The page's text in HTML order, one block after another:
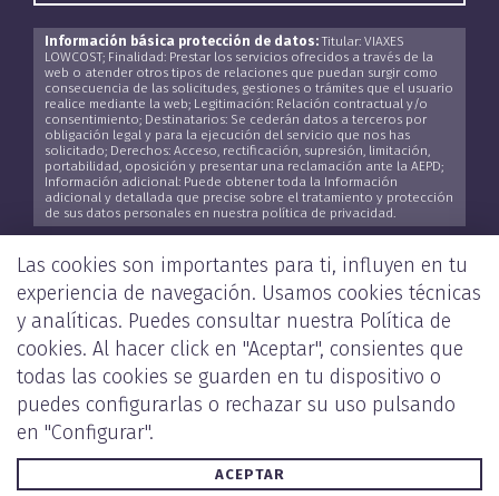
Información básica protección de datos:Titular: VIAXES
LOWCOST; Finalidad: Prestar los servicios ofrecidos a través de la
web o atender otros tipos de relaciones que puedan surgir como
consecuencia de las solicitudes, gestiones o trámites que el usuario
realice mediante la web; Legitimación: Relación contractual y/o
consentimiento; Destinatarios: Se cederán datos a terceros por
obligación legal y para la ejecución del servicio que nos has
solicitado; Derechos: Acceso, rectificación, supresión, limitación,
portabilidad, oposición y presentar una reclamación ante la AEPD;
Información adicional: Puede obtener toda la Información
adicional y detallada que precise sobre el tratamiento y protección
de sus datos personales en nuestra política de privacidad.
ENVIAR
POLÍTICA DE PRIVACIDAD Y COOKIES
Las cookies son importantes para ti, influyen en tu
experiencia de navegación. Usamos cookies técnicas
y analíticas. Puedes consultar nuestra Política de
cookies. Al hacer click en "Aceptar", consientes que
todas las cookies se guarden en tu dispositivo o
puedes configurarlas o rechazar su uso pulsando
en "Configurar".
ACEPTAR